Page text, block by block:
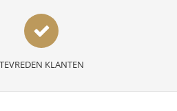
TEVREDEN KLANTEN